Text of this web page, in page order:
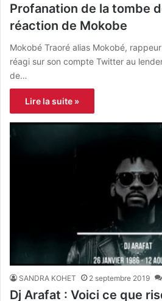
Profanation de la tombe
réaction de Mokobe
Mokobé Traoré alias Mokobé,
réagi sur son compte Twitter au
de…
Lire la suite »
SANDRA KOHET 2 septembre 2019
Dj Arafat : Voici ce que